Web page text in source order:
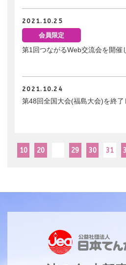
2021.10.25
会員限定
第1回つながるWeb交流会を開催
2021.10.24
第48回全国大会(福島大会)を終了
10 20 29 30 31